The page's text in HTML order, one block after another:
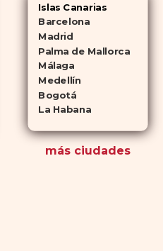
Islas Canarias
Barcelona
Madrid
Palma de Mallorca
Málaga
Medellín
Bogotá
La Habana
más ciudades